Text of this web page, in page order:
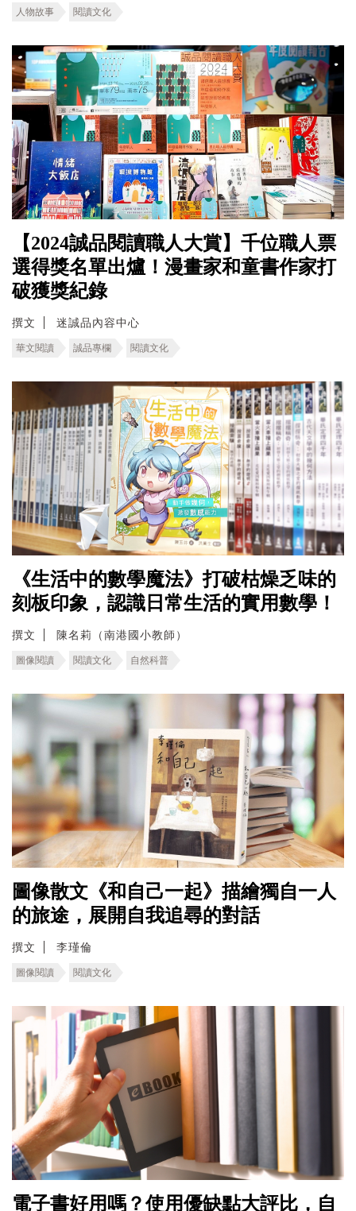
人物故事 閱讀文化
【2024誠品閱讀職人大賞】千位職人票
選得獎名單出爐！漫畫家和童書作家打
破獲獎紀錄
撰文 迷誠品內容中心
華文閱讀 誠品專欄 閱讀文化
《生活中的數學魔法》打破枯燥乏味的
刻板印象，認識日常生活的實用數學！
撰文 陳名莉（南港國小教師）
圖像閱讀 閱讀文化 自然科普
圖像散文《和自己一起》描繪獨自一人
的旅途，展開自我追尋的對話
撰文 李瑾倫
圖像閱讀 閱讀文化
電子書好用嗎？使用優缺點大評比，自